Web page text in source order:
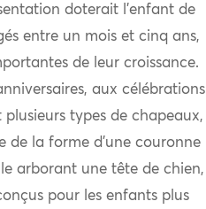
doterait l’enfant de
entre un mois et cinq ans,
de leur croissance.
aux célébrations
types de chapeaux,
de la forme d’une couronne
arborant une tête de chien,
pour les enfants plus